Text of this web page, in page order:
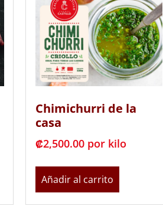
Chimichurri de la
casa
₡2,500.00 por kilo
Añadir al carrito